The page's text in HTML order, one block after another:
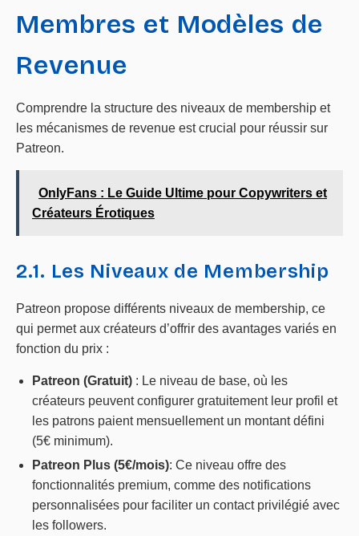
Membres et Modèles de
Revenue
Comprendre la structure des niveaux de membership et
les mécanismes de revenue est crucial pour réussir sur
Patreon.
OnlyFans : Le Guide Ultime pour Copywriters et
Créateurs Érotiques
2.1. Les Niveaux de Membership
Patreon propose différents niveaux de membership, ce
qui permet aux créateurs d’offrir des avantages variés en
fonction du prix :
Patreon (Gratuit) : Le niveau de base, où les
créateurs peuvent configurer gratuitement leur profil et
les patrons paient mensuellement un montant défini
(5€ minimum).
Patreon Plus (5€/mois): Ce niveau offre des
fonctionnalités premium, comme des notifications
personnalisées pour faciliter un contact privilégié avec
les followers.